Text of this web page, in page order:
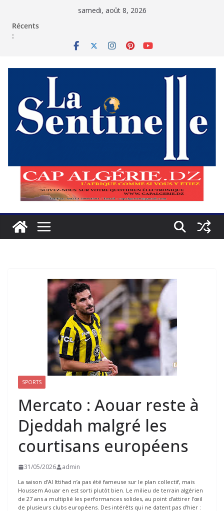
samedi, août 8, 2026
Récents
:
SPORTS
Mercato : Aouar reste à
Djeddah malgré les
courtisans européens
31/05/2026 admin
La saison d’Al Ittihad n’a pas été fameuse sur le plan collectif, mais
Houssem Aouar en est sorti plutôt bien. Le milieu de terrain algérien
de 27 ans a multiplié les performances solides, au point d’attirer l’œil
de plusieurs clubs européens. Des intérêts qui ne datent pas d’hier :